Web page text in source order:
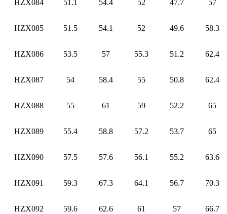
HZX084 51.1 54.4 52 47.7 57
HZX085 51.5 54.1 52 49.6 58.3
HZX086 53.5 57 55.3 51.2 62.4
HZX087 54 58.4 55 50.8 62.4
HZX088 55 61 59 52.2 65
HZX089 55.4 58.8 57.2 53.7 65
HZX090 57.5 57.6 56.1 55.2 63.6
HZX091 59.3 67.3 64.1 56.7 70.3
HZX092 59.6 62.6 61 57 66.7